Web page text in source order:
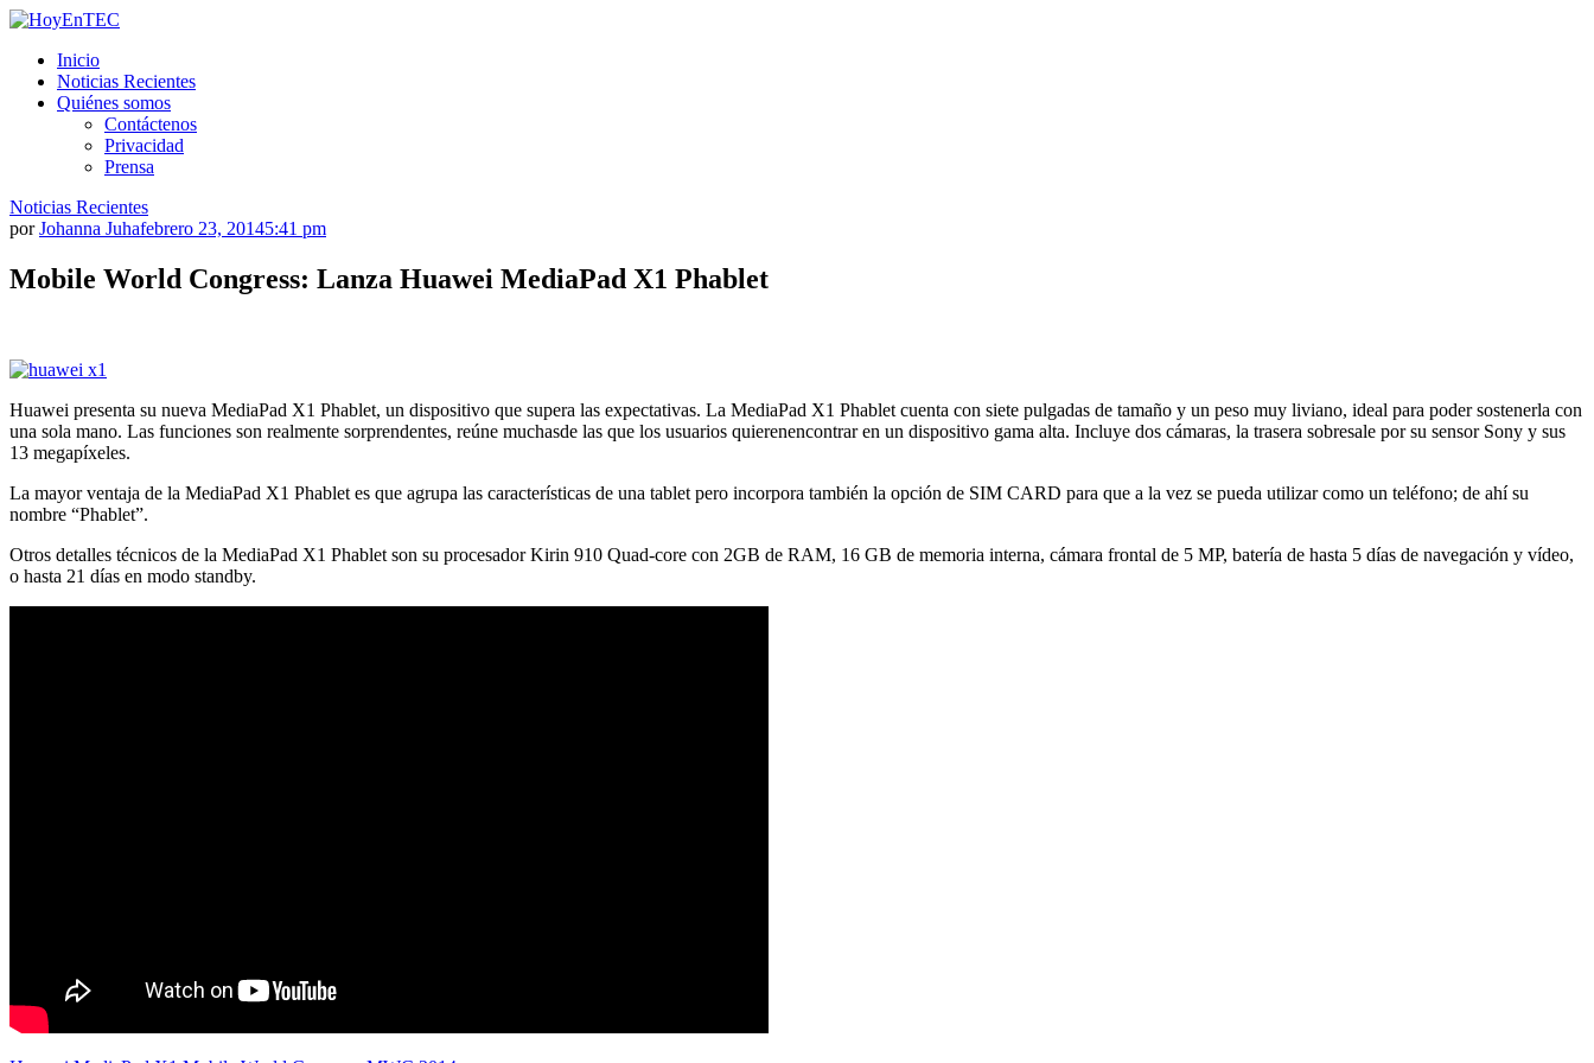
Saltar
contenido.
Inicio
Noticias Recientes
Quiénes somos
Contáctenos
Privacidad
Prensa
Noticias Recientes
porJohanna Juhafebrero 23, 20145:41 pm
Mobile World Congress: Lanza Huawei MediaPad X1 Phablet
Huawei presenta su nueva MediaPad X1 Phablet, un dispositivo que supera las expectativas. La MediaPad X1 Phablet cuenta con siete pulgadas de tamaño y un peso muy liviano, ideal para poder sostenerla con
una sola mano. Las funciones son realmente sorprendentes, reúne muchasde las que los usuarios quierenencontrar en un dispositivo gama alta. Incluye dos cámaras, la trasera sobresale por su sensor Sony y sus
13 megapíxeles.
La mayor ventaja de la MediaPad X1 Phablet es que agrupa las características de una tablet pero incorpora también la opción de SIM CARD para que a la vez se pueda utilizar como un teléfono; de ahí su
nombre “Phablet”.
Otros detalles técnicos de la MediaPad X1 Phablet son su procesador Kirin 910 Quad-core con 2GB de RAM, 16 GB de memoria interna, cámara frontal de 5 MP, batería de hasta 5 días de navegación y vídeo,
o hasta 21 días en modo standby.